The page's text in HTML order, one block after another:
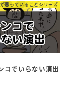
思っていることシリーズ
コでいらない演出